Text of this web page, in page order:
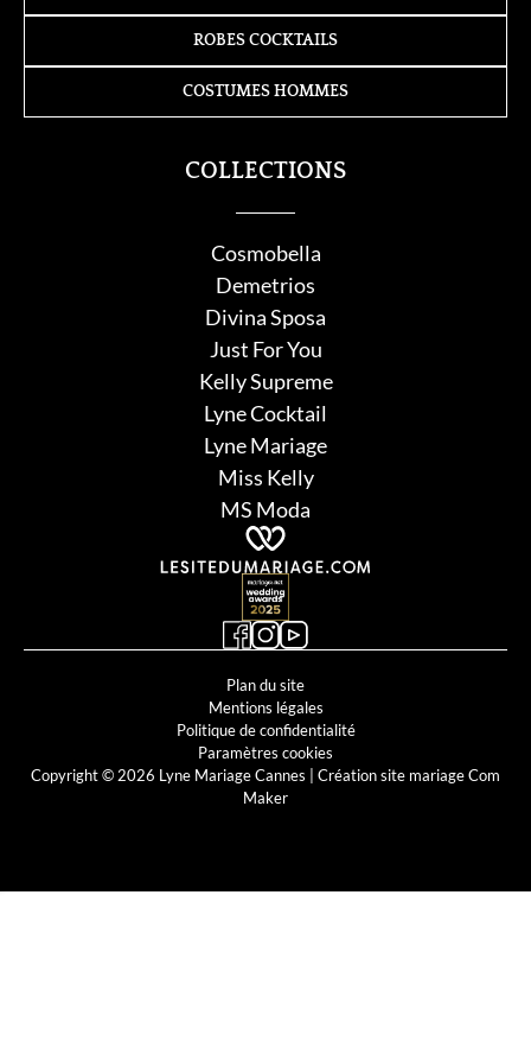
COLLECTIONS
Cosmobella
Demetrios
Divina Sposa
Just For You
Kelly Supreme
Lyne Cocktail
Lyne Mariage
Miss Kelly
MS Moda
ROBES COCKTAILS
COSTUMES HOMMES
Plan du site
Mentions légales
Politique de confidentialité
Paramètres cookies
Copyright © 2026 Lyne Mariage Cannes | Création site mariage Com
Maker